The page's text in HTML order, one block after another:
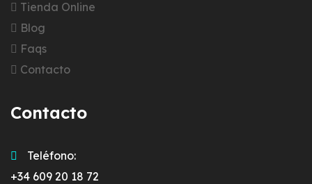
Tienda Online
Blog
Faqs
Contacto
Contacto
Teléfono:
+34 609 20 18 72